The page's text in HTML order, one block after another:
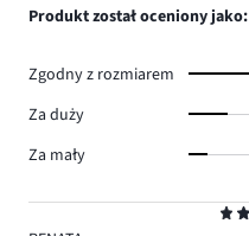
Produkt został oceniony jako:
Zgodny z rozmiarem
Za duży
Za mały